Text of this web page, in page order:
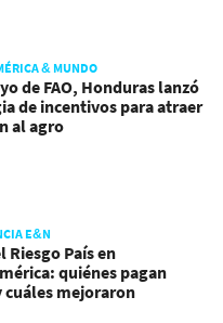
& MUNDO
de FAO, Honduras lanzó
de incentivos para atraer
al agro
E&N
Riesgo País en
quiénes pagan
cuáles mejoraron